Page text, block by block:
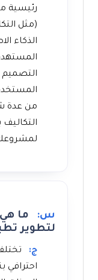
رئيسية
(مثل
الذكاء
التصميم
من عدة
س:
ما هي
لتطوير
ج:
احترافي